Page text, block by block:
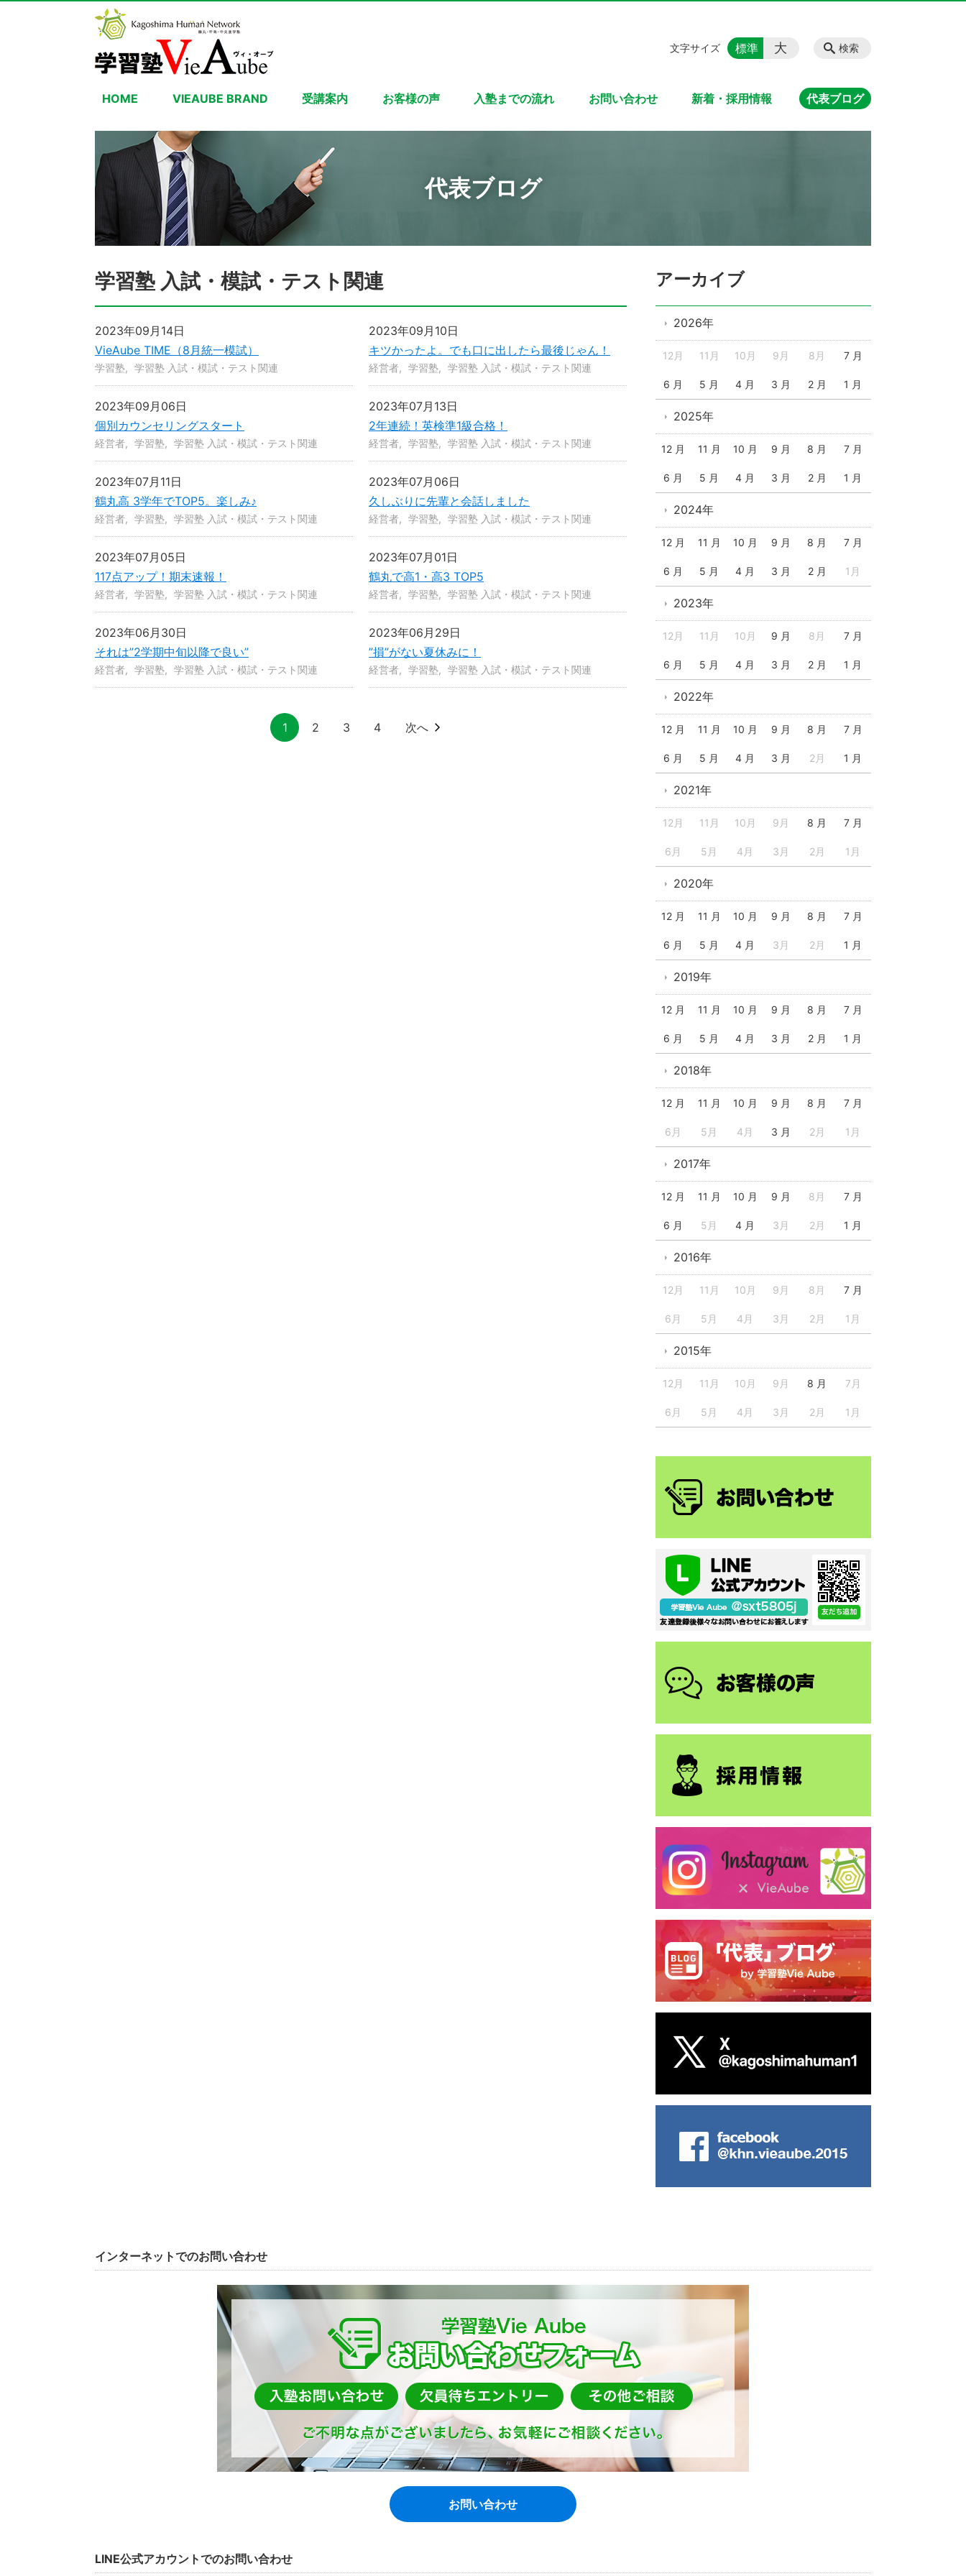
HOME VIEAUBE BRAND 受講案内 お客様の声 入塾までの流れ お問い合わせ 新着・採用情報 代表ブログ
検索
文字サイズ 標準 大
代表ブログ
学習塾 入試・模試・テスト関連
VieAube TIME（8月統一模試）
2023年09月14日
学習塾 学習塾 入試・模試・テスト関連
キツかったよ。でも口に出したら最後じゃん！
2023年09月10日
経営者 学習塾 学習塾 入試・模試・テスト関連
個別カウンセリングスタート
2023年09月06日
経営者 学習塾 学習塾 入試・模試・テスト関連
2年連続！英検準1級合格！
2023年07月13日
経営者 学習塾 学習塾 入試・模試・テスト関連
鶴丸高 3学年でTOP5。楽しみ♪
2023年07月11日
経営者 学習塾 学習塾 入試・模試・テスト関連
久しぶりに先輩と会話しました
2023年07月06日
経営者 学習塾 学習塾 入試・模試・テスト関連
117点アップ！期末速報！
2023年07月05日
経営者 学習塾 学習塾 入試・模試・テスト関連
鶴丸で高1・高3 TOP5
2023年07月01日
経営者 学習塾 学習塾 入試・模試・テスト関連
それは”2学期中旬以降で良い”
2023年06月30日
経営者 学習塾 学習塾 入試・模試・テスト関連
”損”がない夏休みに！
2023年06月29日
経営者 学習塾 学習塾 入試・模試・テスト関連
1 2 3 4 次へ
アーカイブ
2026年
12月 11月 10月 9月 8月 7 月
6 月 5 月 4 月 3 月 2 月 1 月
2025年
12 月 11 月 10 月 9 月 8 月 7 月
6 月 5 月 4 月 3 月 2 月 1 月
2024年
12 月 11 月 10 月 9 月 8 月 7 月
6 月 5 月 4 月 3 月 2 月 1月
2023年
12月 11月 10月 9 月 8月 7 月
6 月 5 月 4 月 3 月 2 月 1 月
2022年
12 月 11 月 10 月 9 月 8 月 7 月
6 月 5 月 4 月 3 月 2月 1 月
2021年
12月 11月 10月 9月 8 月 7 月
6月 5月 4月 3月 2月 1月
2020年
12 月 11 月 10 月 9 月 8 月 7 月
6 月 5 月 4 月 3月 2月 1 月
2019年
12 月 11 月 10 月 9 月 8 月 7 月
6 月 5 月 4 月 3 月 2 月 1 月
2018年
12 月 11 月 10 月 9 月 8 月 7 月
6月 5月 4月 3 月 2月 1月
2017年
12 月 11 月 10 月 9 月 8月 7 月
6 月 5月 4 月 3月 2月 1 月
2016年
12月 11月 10月 9月 8月 7 月
6月 5月 4月 3月 2月 1月
2015年
12月 11月 10月 9月 8 月 7月
6月 5月 4月 3月 2月 1月
インターネットでのお問い合わせ
お問い合わせ
LINE公式アカウントでのお問い合わせ